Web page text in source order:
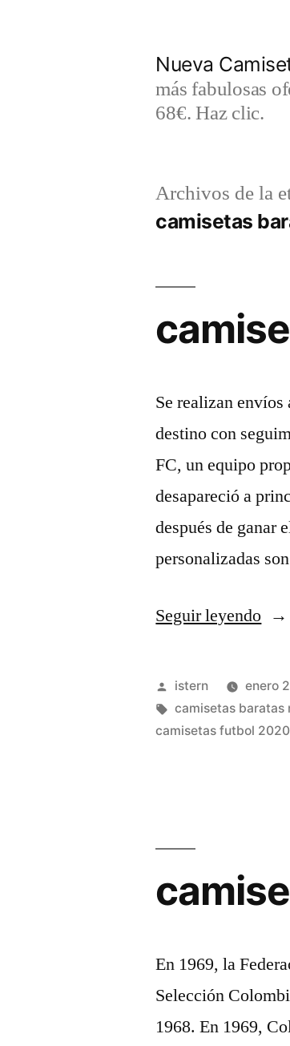
Nueva
más fabulosas
68€. Haz clic.
Archivos de la
camisetas
Se realizan
destino con
FC, un equipo
desapareció a
después de ganar
personalizadas
Seguir leyendo
of
Publicado
por
istern enero
Etiquetas:
camisetas baratas
camisetas futbol
En 1969, la
Selección
1968. En 1969,